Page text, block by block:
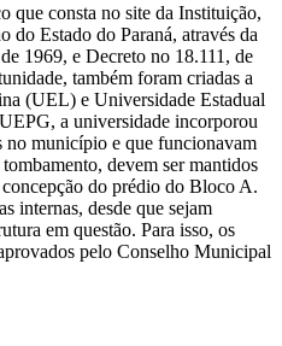
consta no site da Instituição,
Estado do Paraná, através da
1969, e Decreto no 18.111, de
também foram criadas a
(UEL) e Universidade Estadual
a universidade incorporou
no município e que funcionavam
devem ser mantidos
do prédio do Bloco A.
internas, desde que sejam
em questão. Para isso, os
pelo Conselho Municipal